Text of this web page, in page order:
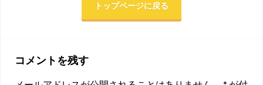
トップページに戻る
コメントを残す